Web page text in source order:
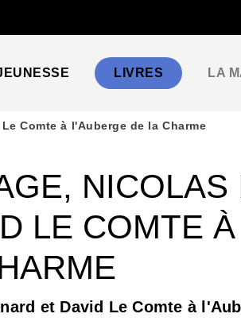
LIVRES LA
Comte à l'Auberge de la Charme
NICOLAS
LE COMTE
et David Le Comte à